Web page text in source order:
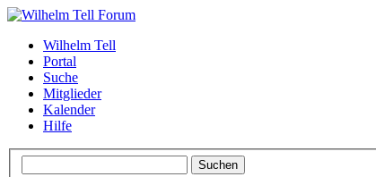
Wilhelm Tell
Portal
Suche
Mitglieder
Kalender
Hilfe